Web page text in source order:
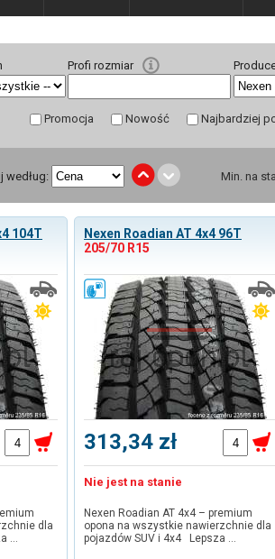
Profi rozmiar
Promocja Nowość Najbardziej
Min. na
według:
104T
dla
…
Nexen Roadian AT 4x4 96T
205/70 R15
313,34 zł
Nie jest na stanie
Nexen Roadian AT 4x4 – premium
opona na wszystkie nawierzchnie dla
pojazdów SUV i 4x4 Lepsza …